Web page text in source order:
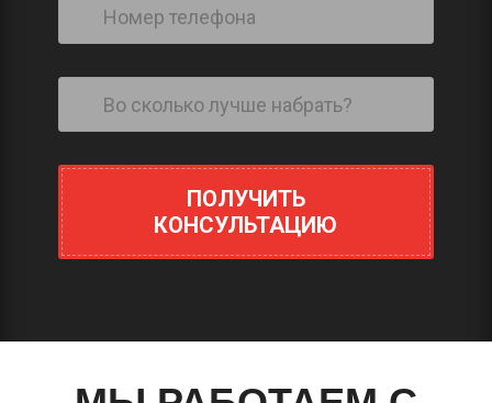
ПОЛУЧИТЬ
КОНСУЛЬТАЦИЮ